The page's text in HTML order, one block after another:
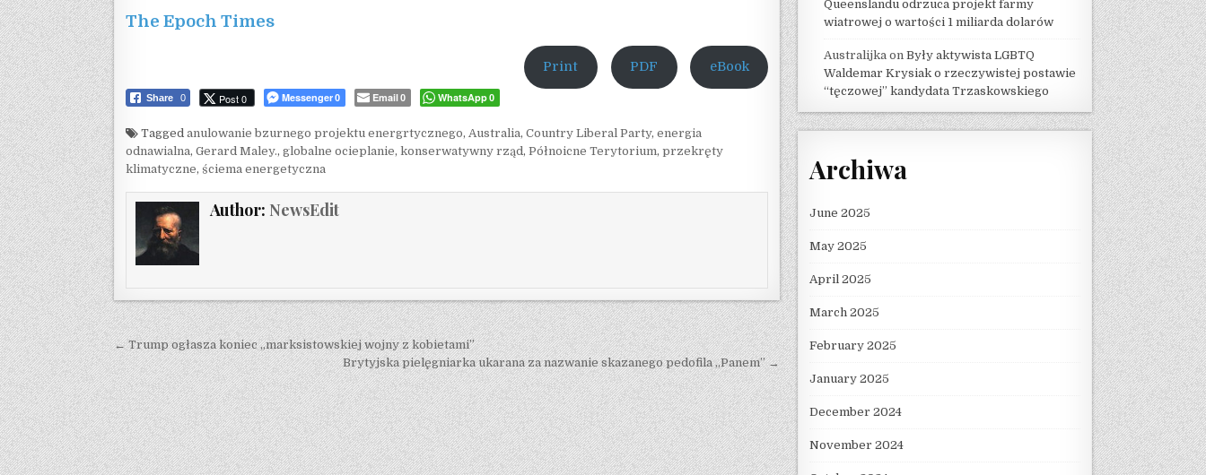
The Epoch Times
Print PDF eBook
Share 0 Post 0 Messenger0 Email0 WhatsApp0
Tagged anulowanie bzurnego projektu energrtycznego, Australia, Country Liberal Party, energia
odnawialna, Gerard Maley., globalne ocieplanie, konserwatywny rząd, Półnoicne Terytorium, przekręty
klimatyczne, ściema energetyczna
Author: NewsEdit
Post navigation
← Trump ogłasza koniec „marksistowskiej wojny z kobietami”
Brytyjska pielęgniarka ukarana za nazwanie skazanego pedofila „Panem” →
Queenslandu odrzuca projekt farmy
wiatrowej o wartości 1 miliarda dolarów
Australijkaon Były aktywista LGBTQ
Waldemar Krysiak o rzeczywistej postawie
“tęczowej” kandydata Trzaskowskiego
Archiwa
June 2025
May 2025
April 2025
March 2025
February 2025
January 2025
December 2024
November 2024